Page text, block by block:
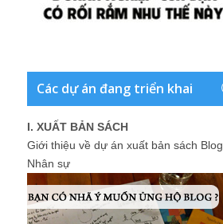
Các dự án đang triển khai
I. XUẤT BẢN SÁCH
Giới thiệu về dự án xuất bản sách Blog
Nhân sự